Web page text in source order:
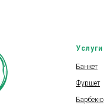
Услуги
Банкет
Фуршет
Барбекю